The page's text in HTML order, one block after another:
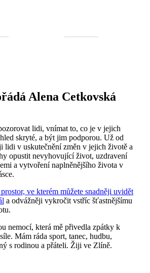
Alena Cetkovská
lidi, vnímat to, co je v jejich
skryté, a být jim podporou. Už od
lidi v uskutečnění změn v jejich životě a
opustit nevyhovující život, uzdravení
a vytvoření naplněnějšího života v
ve kterém můžete snadněji uvidět
a odvážněji vykročit vstříc šťastnějšímu
nemocí, která mě přivedla zpátky k
Mám ráda sport, tanec, hudbu,
s rodinou a přáteli. Žiji ve Zlíně.